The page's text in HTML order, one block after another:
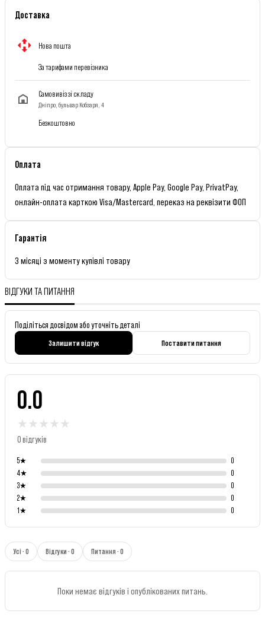
Доставка
Нова пошта
За тарифами перевізника
Самовивіз зі складу
Дніпро, бульвар Кобзаря, 4
Безкоштовно
Оплата
Оплата під час отримання товару, Apple Pay, Google Pay, PrivatPay,
онлайн-оплата карткою Visa/Mastercard, переказ на реквізити ФОП
Гарантія
3 місяці з моменту купівлі товару
ВІДГУКИ ТА ПИТАННЯ
Поділіться досвідом або уточніть деталі
Залишити відгук Поставити питання
0.0
★ ★ ★ ★ ★
0 відгуків
5★
0
4★
0
3★
0
2★
0
1★ 0
Усі · 0 Відгуки · 0 Питання · 0
Поки немає відгуків і опублікованих питань.